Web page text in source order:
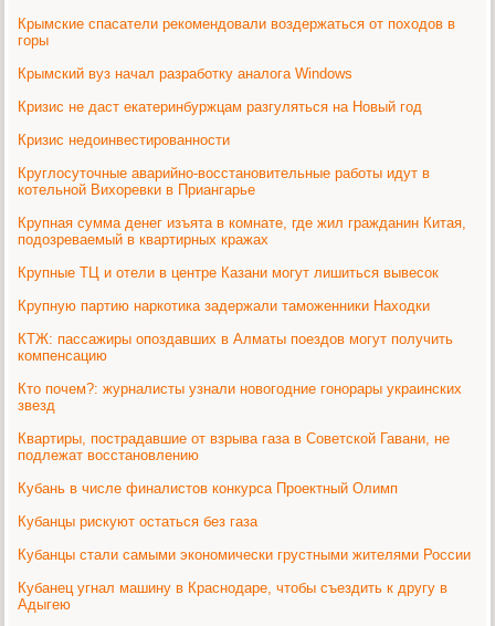
Крымские спасатели рекомендовали воздержаться от походов в
горы
Крымский вуз начал разработку аналога Windows
Кризис не даст екатеринбуржцам разгуляться на Новый год
Кризис недоинвестированности
Круглосуточные аварийно-восстановительные работы идут в
котельной Вихоревки в Приангарье
Крупная сумма денег изъята в комнате, где жил гражданин Китая,
подозреваемый в квартирных кражах
Крупные ТЦ и отели в центре Казани могут лишиться вывесок
Крупную партию наркотика задержали таможенники Находки
КТЖ: пассажиры опоздавших в Алматы поездов могут получить
компенсацию
Кто почем?: журналисты узнали новогодние гонорары украинских
звезд
Квартиры, пострадавшие от взрыва газа в Советской Гавани, не
подлежат восстановлению
Кубань в числе финалистов конкурса Проектный Олимп
Кубанцы рискуют остаться без газа
Кубанцы стали самыми экономически грустными жителями России
Кубанец угнал машину в Краснодаре, чтобы съездить к другу в
Адыгею